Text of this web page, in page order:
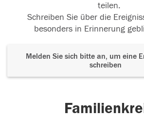
teilen.
Schreiben Sie über die
besonders in Erinnerung
Melden Sie sich bitte an, um eine
schreiben